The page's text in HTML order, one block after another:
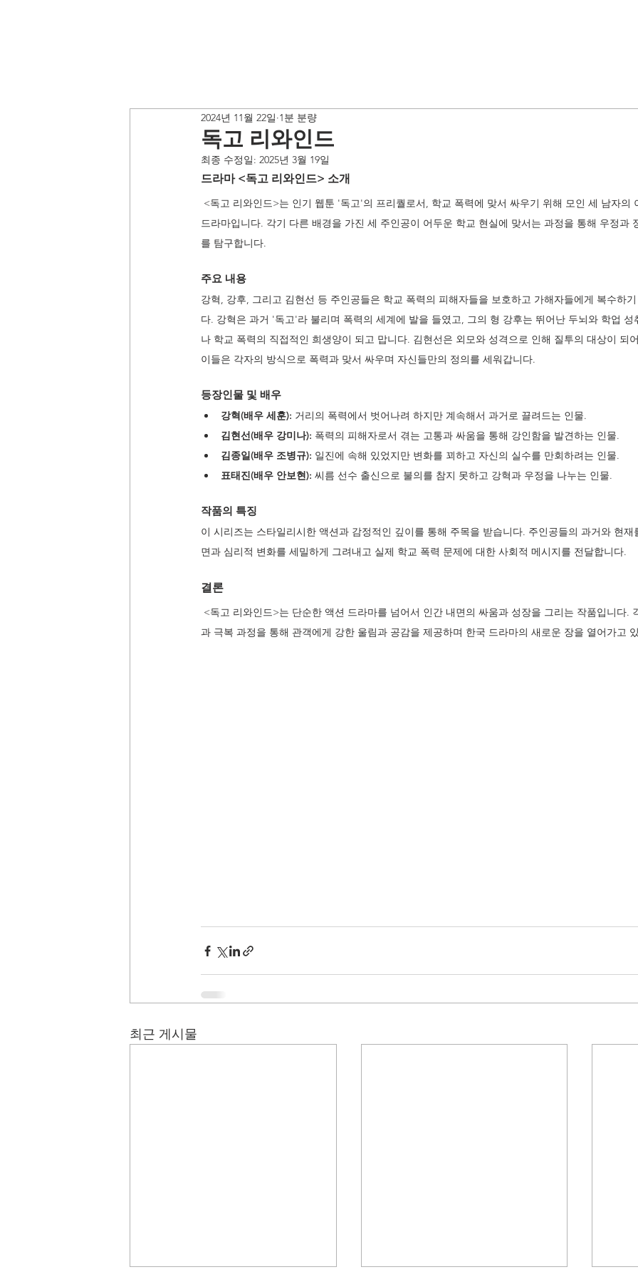
독고 리와인드
2024년 11월 22일 1분 분량
최종 수정일: 2025년 3월 19일
드라마 <독고 리와인드> 소개
<독고 리와인드>는 인기 웹툰 '독고'의 프리퀄로서, 학교 폭력에 맞서 싸우기 위해 모인 세 남자의
드라마입니다. 각기 다른 배경을 가진 세 주인공이 어두운 학교 현실에 맞서는 과정을 통해 우정과
를 탐구합니다.
주요 내용
강혁, 강후, 그리고 김현선 등 주인공들은 학교 폭력의 피해자들을 보호하고 가해자들에게 복수하
다. 강혁은 과거 '독고'라 불리며 폭력의 세계에 발을 들였고, 그의 형 강후는 뛰어난 두뇌와 학업 성
나 학교 폭력의 직접적인 희생양이 되고 맙니다. 김현선은 외모와 성격으로 인해 질투의 대상이 되
이들은 각자의 방식으로 폭력과 맞서 싸우며 자신들만의 정의를 세워갑니다.
등장인물 및 배우
강혁(배우 세훈): 거리의 폭력에서 벗어나려 하지만 계속해서 과거로 끌려드는 인물.
김현선(배우 강미나): 폭력의 피해자로서 겪는 고통과 싸움을 통해 강인함을 발견하는 인물.
김종일(배우 조병규): 일진에 속해 있었지만 변화를 꾀하고 자신의 실수를 만회하려는 인물.
표태진(배우 안보현): 씨름 선수 출신으로 불의를 참지 못하고 강혁과 우정을 나누는 인물.
작품의 특징
이 시리즈는 스타일리시한 액션과 감정적인 깊이를 통해 주목을 받습니다. 주인공들의 과거와 현재
면과 심리적 변화를 세밀하게 그려내고 실제 학교 폭력 문제에 대한 사회적 메시지를 전달합니다.
결론
<독고 리와인드>는 단순한 액션 드라마를 넘어서 인간 내면의 싸움과 성장을 그리는 작품입니다.
과 극복 과정을 통해 관객에게 강한 울림과 공감을 제공하며 한국 드라마의 새로운 장을 열어가고
최근 게시물